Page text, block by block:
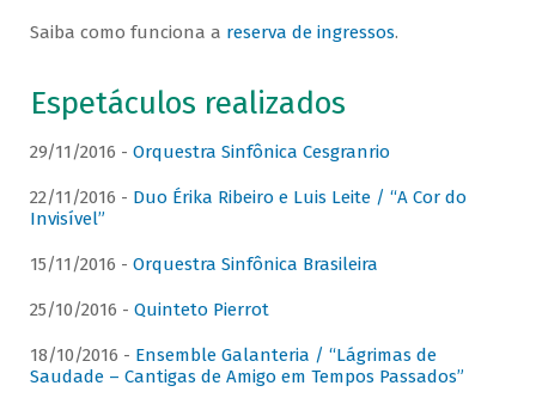
Saiba como funciona a reserva de ingressos.
Espetáculos realizados
29/11/2016 - Orquestra Sinfônica Cesgranrio
22/11/2016 - Duo Érika Ribeiro e Luis Leite / “A Cor do
Invisível”
15/11/2016 - Orquestra Sinfônica Brasileira
25/10/2016 - Quinteto Pierrot
18/10/2016 - Ensemble Galanteria / “Lágrimas de
Saudade – Cantigas de Amigo em Tempos Passados”